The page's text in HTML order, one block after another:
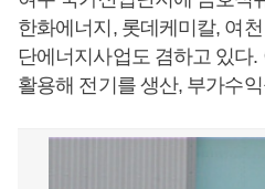
한화에너지, 롯데케미칼, 여
단에너지사업도 겸하고 있다
활용해 전기를 생산, 부가수